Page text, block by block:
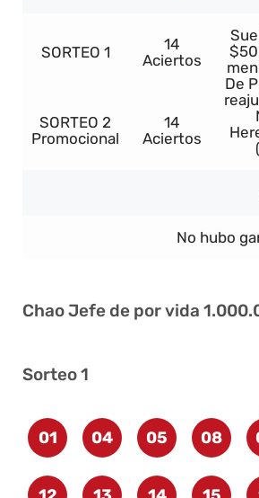
SORTEO 1
14
Aciertos
De
SORTEO 2
Promocional
14
Aciertos
No hubo
Chao Jefe de por vida
Sorteo 1
01 04 05 08